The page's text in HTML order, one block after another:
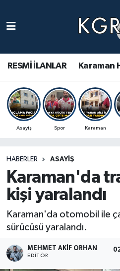
RESMİ İLANLAR Karaman
Asayiş Spor Karaman
HABERLER ASAYIŞ
Karaman'da
kişi yaralandı
Karaman'da otomobil ile
sürücüsü yaralandı.
MEHMET AKIF ORHAN
EDITÖR
Gündem Haberleri
Güncel Haberler
Spor Haberleri
Ulusal Haberler
Vefat Edenler